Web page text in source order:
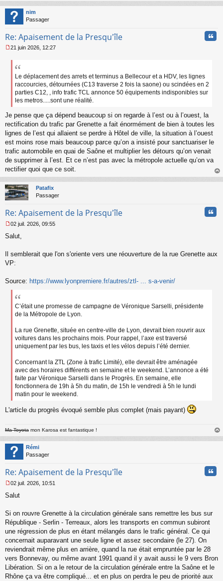
au
nim
Passager
Re: Apaisement de la Presqu'île
e
n
o
l
u
21 juin 2026, 12:27
Le déplacement des arrets et terminus a Bellecour et a HDV, les lignes
raccourcies, détournées (C13 traverse 2 fois la saone) ou scindées en 2
parties C12, , info trafic TCL annonce 50 équipements indisponibles sur
les metros.....sont une réalité.
Je pense que ça dépend beaucoup si on regarde à l’est ou à l’ouest, la
rectification du trafic par Grenette a fait énormément de bien à toutes les
lignes de l’est qui allaient se perdre à Hôtel de ville, la situation à l’ouest
est moins rose mais beaucoup parce qu’on a insisté pour sanctuariser le
trafic automobile en quai de Saône et multiplier les détours qu’on venait
de supprimer à l’est. Et ce n’est pas avec la métropole actuelle qu’on va
rectifier quoi que ce soit.
au
Patafix
Passager
Re: Apaisement de la Presqu'île
e
s
a
g
n
o
02 juil. 2026, 09:55
Salut,
Il semblerait que l'on s'oriente vers une réouverture de la rue Grenette aux
VP:
Source: https://www.lyonpremiere.fr/autres/ztl- ... s-a-venir/
C’était une promesse de campagne de Véronique Sarselli, présidente
de la Métropole de Lyon.
La rue Grenette, située en centre-ville de Lyon, devrait bien rouvrir aux
voitures dans les prochains mois. Pour rappel, l’axe est traversé
uniquement par les bus, les taxis et les vélos depuis l’été dernier.
Concernant la ZTL (Zone à trafic Limité), elle devrait être aménagée
avec des horaires différents en semaine et le weekend. L’annonce a été
faite par Véronique Sarselli dans le Progrès. En semaine, elle
fonctionnera de 19h à 5h du matin, de 15h le vendredi à 5h le lundi
matin pour le weekend.
L'article du progrès évoqué semble plus complet (mais payant)
Ma Toyota mon Karosa est fantastique !
au
Rémi
Passager
Re: Apaisement de la Presqu'île
e
a
g
e
n
o
n
l
u
02 juil. 2026, 10:51
Salut
Si on rouvre Grenette à la circulation générale sans remettre les bus sur
République - Serlin - Terreaux, alors les transports en commun subiront
une régression de plus en étant mélangés dans le trafic général. Ce qui
concernait auparavant une seule ligne et assez secondaire (le 27). On
reviendrait même plus en arrière, quand la rue était empruntée par le 28
vers Bonnevay, ou même avant 1991 quand il y avait aussi le 9 vers Bron
Libération. Si on a le retour de la circulation générale entre la Saône et le
Rhône ça va être compliqué... et en plus on perdra le peu de priorité aux